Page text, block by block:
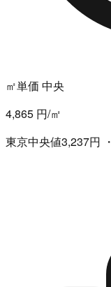
㎡単価 中央
4,865 円/㎡
東京中央値3,237円 ・